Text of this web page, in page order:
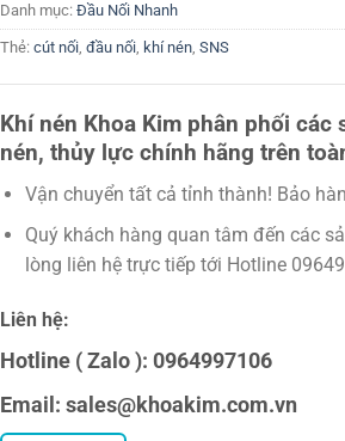
Danh mục: Đầu Nối Nhanh
Thẻ: cút nối, đầu nối, khí nén, SNS
Khí nén Khoa Kim phân phối các
nén, thủy lực chính hãng trên
Vận chuyển tất cả tỉnh thành! Bảo
Quý khách hàng quan tâm đến các
lòng liên hệ trực tiếp tới Hotline
Liên hệ:
Hotline ( Zalo ): 0964997106
Email: sales@khoakim.com.vn